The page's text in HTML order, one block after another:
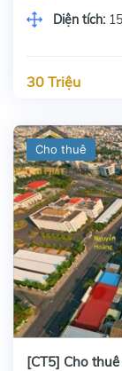
Diện tích:
30 Triệu
Cho thuê
[CT5] Cho